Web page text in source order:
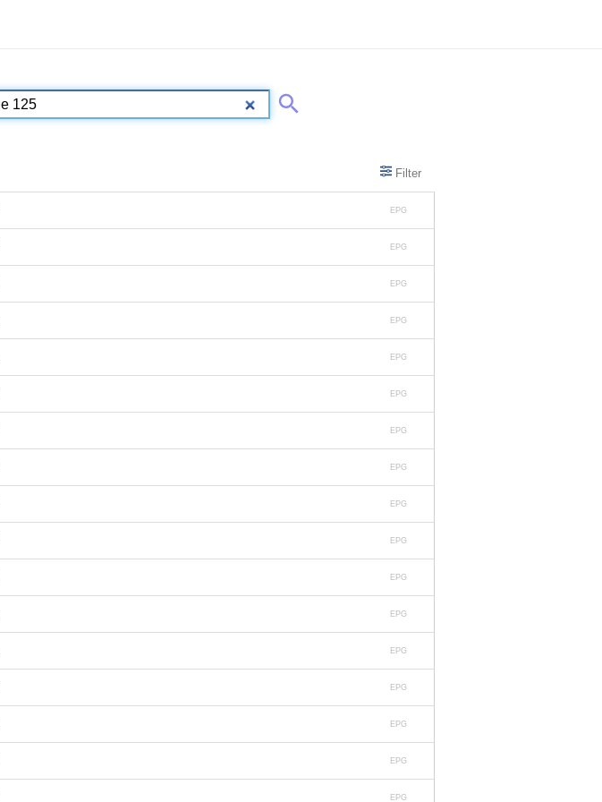
Filter
EPG
EPG
EPG
EPG
EPG
EPG
EPG
EPG
EPG
EPG
EPG
EPG
EPG
EPG
EPG
EPG
EPG